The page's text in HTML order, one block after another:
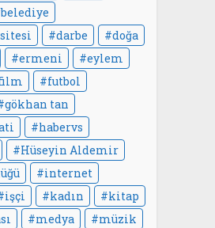
belediye
darbe
doğa
ermeni
eylem
futbol
gökhan tan
habervs
Hüseyin Aldemir
internet
işçi kadın
kitap
medya
müzik